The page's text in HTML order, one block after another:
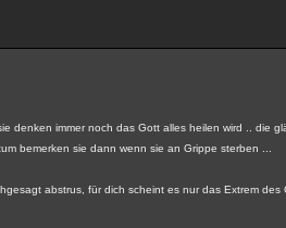
denken immer noch das Gott alles heilen wird .. die
bemerken sie dann wenn sie an Grippe sterben ...
abstrus, für dich scheint es nur das Extrem